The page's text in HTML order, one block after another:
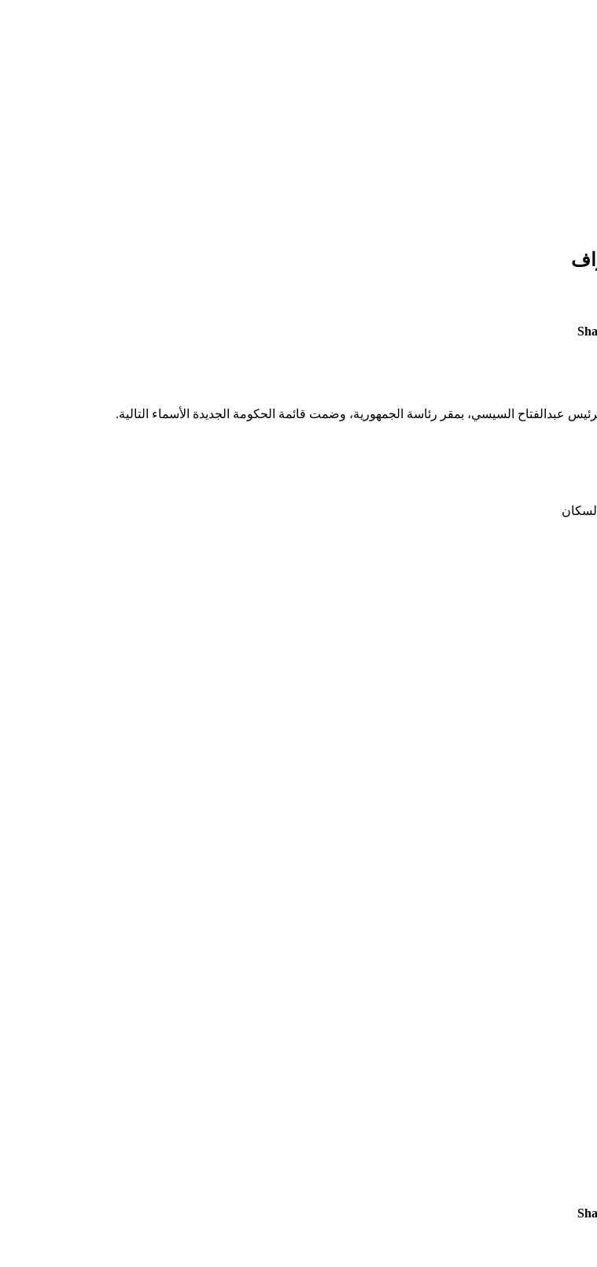
عبدالفتاح السيسي، بمقر رئاسة الجمهورية، وضمت قائمة الحكومة الجديدة الأسماء التالية.